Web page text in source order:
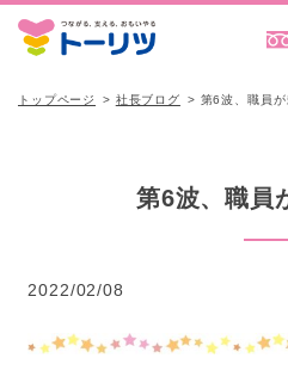
トップページ 社長ブログ 第6波、職員
第6波、職員
2022/02/08